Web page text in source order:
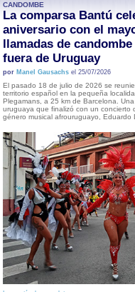
CANDOMBE
La comparsa Bantú
aniversario con el
llamadas de
fuera de Uruguay
por Manel Gausachsel 25/07/2026
El pasado 18 de julio de 2026 se
territorio español en la pequeña
Plegamans, a 25 km de Barcelona.
uruguaya que finalizó con un concierto
género musical afrouruguayo, Eduardo